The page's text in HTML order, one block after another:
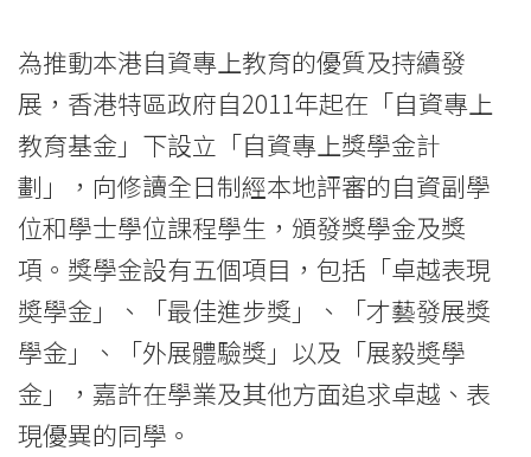
息
國
際
學
院
香
為推動本港自資專上教育的優質及持續發
展，香港特區政府自2011年起在「自資專上
教育基金」下設立「自資專上獎學金計
劃」，向修讀全日制經本地評審的自資副學
位和學士學位課程學生，頒發獎學金及獎
項。獎學金設有五個項目，包括「卓越表現
奬學金」、「最佳進步獎」、「才藝發展獎
學金」、「外展體驗獎」以及「展毅奬學
金」，嘉許在學業及其他方面追求卓越、表
現優異的同學。